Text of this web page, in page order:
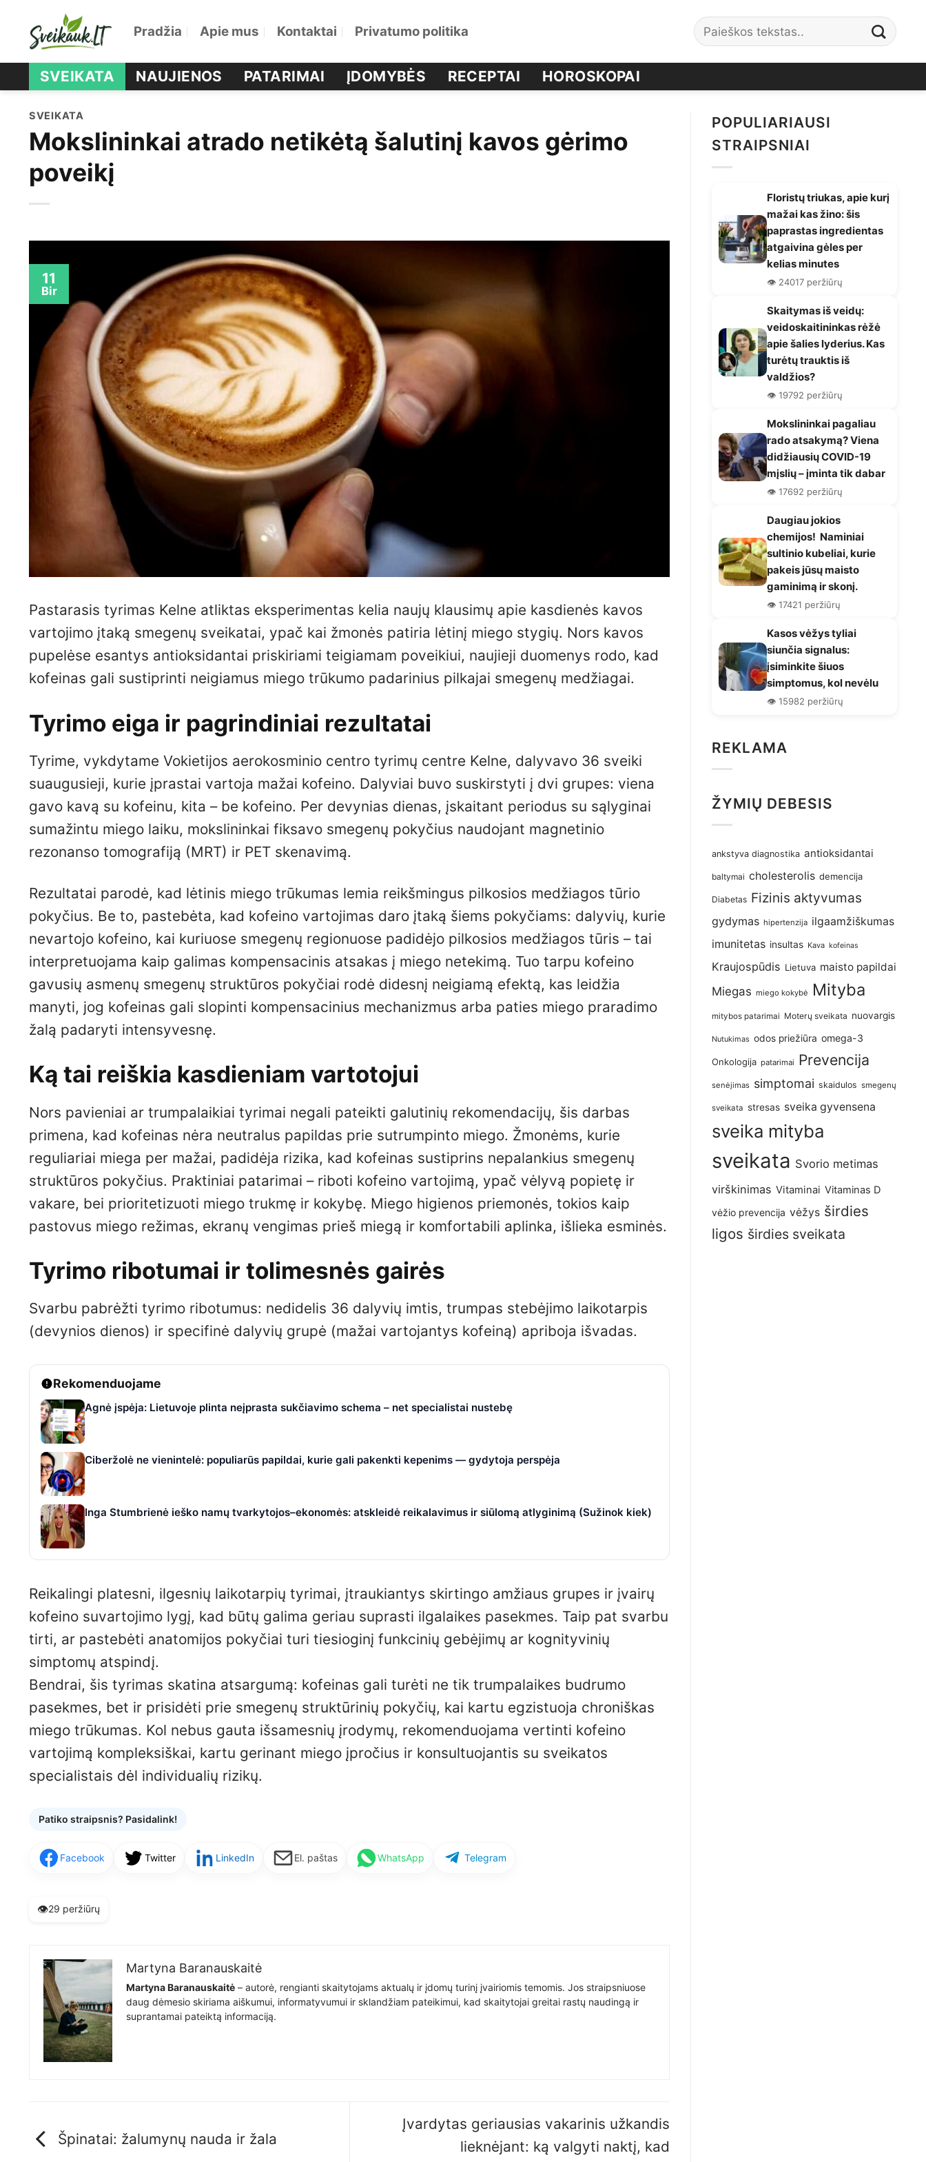
Pradžia Apie mus Kontaktai Privatumo politika
SVEIKATA NAUJIENOS PATARIMAI ĮDOMYBĖS RECEPTAI HOROSKOPAI
SVEIKATA
Mokslininkai atrado netikėtą šalutinį kavos gėrimo
poveikį
11
Bir
Pastarasis tyrimas Kelne atliktas eksperimentas kelia naujų klausimų apie kasdienės kavos
vartojimo įtaką smegenų sveikatai, ypač kai žmonės patiria lėtinį miego stygių. Nors kavos
pupelėse esantys antioksidantai priskiriami teigiamam poveikiui, naujieji duomenys rodo, kad
kofeinas gali sustiprinti neigiamus miego trūkumo padarinius pilkajai smegenų medžiagai.
Tyrimo eiga ir pagrindiniai rezultatai
Tyrime, vykdytame Vokietijos aerokosminio centro tyrimų centre Kelne, dalyvavo 36 sveiki
suaugusieji, kurie įprastai vartoja mažai kofeino. Dalyviai buvo suskirstyti į dvi grupes: viena
gavo kavą su kofeinu, kita – be kofeino. Per devynias dienas, įskaitant periodus su sąlyginai
sumažintu miego laiku, mokslininkai fiksavo smegenų pokyčius naudojant magnetinio
rezonanso tomografiją (MRT) ir PET skenavimą.
Rezultatai parodė, kad lėtinis miego trūkumas lemia reikšmingus pilkosios medžiagos tūrio
pokyčius. Be to, pastebėta, kad kofeino vartojimas daro įtaką šiems pokyčiams: dalyvių, kurie
nevartojo kofeino, kai kuriuose smegenų regionuose padidėjo pilkosios medžiagos tūris – tai
interpretuojama kaip galimas kompensacinis atsakas į miego netekimą. Tuo tarpu kofeino
gavusių asmenų smegenų struktūros pokyčiai rodė didesnį neigiamą efektą, kas leidžia
manyti, jog kofeinas gali slopinti kompensacinius mechanizmus arba paties miego praradimo
žalą padaryti intensyvesnę.
Ką tai reiškia kasdieniam vartotojui
Nors pavieniai ar trumpalaikiai tyrimai negali pateikti galutinių rekomendacijų, šis darbas
primena, kad kofeinas nėra neutralus papildas prie sutrumpinto miego. Žmonėms, kurie
reguliariai miega per mažai, padidėja rizika, kad kofeinas sustiprins nepalankius smegenų
struktūros pokyčius. Praktiniai patarimai – riboti kofeino vartojimą, ypač vėlyvą popietę ir
vakare, bei prioritetizuoti miego trukmę ir kokybę. Miego higienos priemonės, tokios kaip
pastovus miego režimas, ekranų vengimas prieš miegą ir komfortabili aplinka, išlieka esminės.
Tyrimo ribotumai ir tolimesnės gairės
Svarbu pabrėžti tyrimo ribotumus: nedidelis 36 dalyvių imtis, trumpas stebėjimo laikotarpis
(devynios dienos) ir specifinė dalyvių grupė (mažai vartojantys kofeiną) apriboja išvadas.
Rekomenduojame
Agnė įspėja: Lietuvoje plinta neįprasta sukčiavimo schema – net specialistai nustebę
Ciberžolė ne vienintelė: populiarūs papildai, kurie gali pakenkti kepenims — gydytoja perspėja
Inga Stumbrienė ieško namų tvarkytojos–ekonomės: atskleidė reikalavimus ir siūlomą atlyginimą (Sužinok kiek)
Reikalingi platesni, ilgesnių laikotarpių tyrimai, įtraukiantys skirtingo amžiaus grupes ir įvairų
kofeino suvartojimo lygį, kad būtų galima geriau suprasti ilgalaikes pasekmes. Taip pat svarbu
tirti, ar pastebėti anatomijos pokyčiai turi tiesioginį funkcinių gebėjimų ar kognityvinių
simptomų atspindį.
Bendrai, šis tyrimas skatina atsargumą: kofeinas gali turėti ne tik trumpalaikes budrumo
pasekmes, bet ir prisidėti prie smegenų struktūrinių pokyčių, kai kartu egzistuoja chroniškas
miego trūkumas. Kol nebus gauta išsamesnių įrodymų, rekomenduojama vertinti kofeino
vartojimą kompleksiškai, kartu gerinant miego įpročius ir konsultuojantis su sveikatos
specialistais dėl individualių rizikų.
Patiko straipsnis? Pasidalink!
Facebook Twitter LinkedIn El. paštas WhatsApp Telegram
👁️29 peržiūrų
Martyna Baranauskaitė
Martyna Baranauskaitė – autorė, rengianti skaitytojams aktualų ir įdomų turinį įvairiomis temomis. Jos straipsniuose
daug dėmesio skiriama aiškumui, informatyvumui ir sklandžiam pateikimui, kad skaitytojai greitai rastų naudingą ir
suprantamai pateiktą informaciją.
Špinatai: žalumynų nauda ir žala
Įvardytas geriausias vakarinis užkandis
lieknėjant: ką valgyti naktį, kad
POPULIARIAUSI
STRAIPSNIAI
Floristų triukas, apie kurį
mažai kas žino: šis
paprastas ingredientas
atgaivina gėles per
kelias minutes
👁️ 24017 peržiūrų
Skaitymas iš veidų:
veidoskaitininkas rėžė
apie šalies lyderius. Kas
turėtų trauktis iš
valdžios?
👁️ 19792 peržiūrų
Mokslininkai pagaliau
rado atsakymą? Viena
didžiausių COVID-19
mįslių – įminta tik dabar
👁️ 17692 peržiūrų
Daugiau jokios
chemijos! Naminiai
sultinio kubeliai, kurie
pakeis jūsų maisto
gaminimą ir skonį.
👁️ 17421 peržiūrų
Kasos vėžys tyliai
siunčia signalus:
įsiminkite šiuos
simptomus, kol nevėlu
👁️ 15982 peržiūrų
REKLAMA
ŽYMIŲ DEBESIS
ankstyva diagnostika antioksidantai
baltymai cholesterolis demencija
Diabetas Fizinis aktyvumas
gydymas hipertenzija ilgaamžiškumas
imunitetas insultas Kava kofeinas
Kraujospūdis Lietuva maisto papildai
Miegas miego kokybė Mityba
mitybos patarimai Moterų sveikata nuovargis
Nutukimas odos priežiūra omega-3
Onkologija patarimai Prevencija
senėjimas simptomai skaidulos smegenų
sveikata stresas sveika gyvensena
sveika mityba
sveikata Svorio metimas
virškinimas Vitaminai Vitaminas D
vėžio prevencija vėžys širdies
ligos širdies sveikata